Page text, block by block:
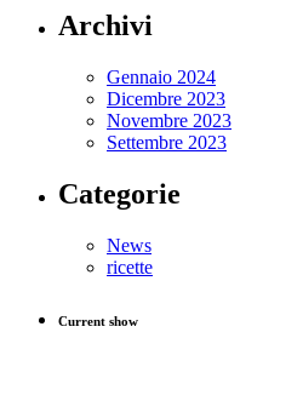
Archivi
Gennaio 2024
Dicembre 2023
Novembre 2023
Settembre 2023
Categorie
News
ricette
Current show